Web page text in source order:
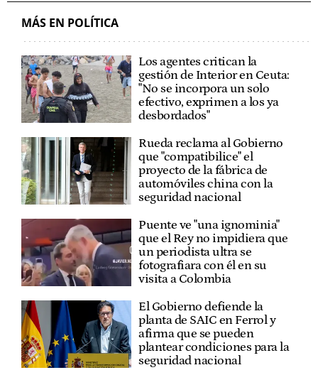
MÁS EN POLÍTICA
Los agentes critican la
gestión de Interior en Ceuta:
"No se incorpora un solo
efectivo, exprimen a los ya
desbordados"
Rueda reclama al Gobierno
que "compatibilice" el
proyecto de la fábrica de
automóviles china con la
seguridad nacional
Puente ve "una ignominia"
que el Rey no impidiera que
un periodista ultra se
fotografiara con él en su
visita a Colombia
El Gobierno defiende la
planta de SAIC en Ferrol y
afirma que se pueden
plantear condiciones para la
seguridad nacional